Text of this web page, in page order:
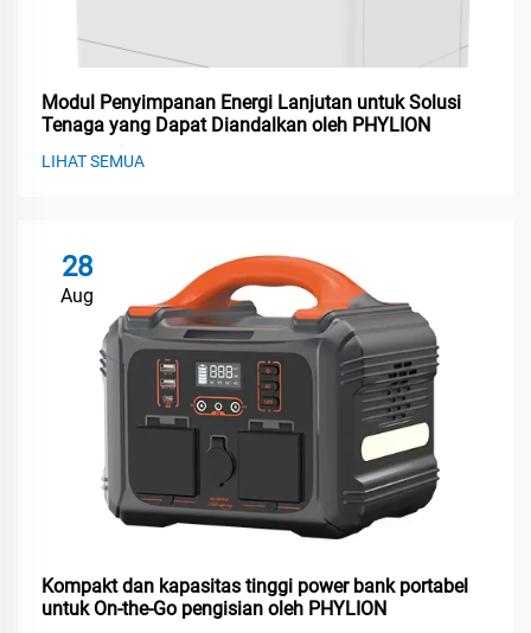
Modul Penyimpanan Energi Lanjutan untuk Solusi
Tenaga yang Dapat Diandalkan oleh PHYLION
LIHAT SEMUA
28
Aug
Kompakt dan kapasitas tinggi power bank portabel
untuk On-the-Go pengisian oleh PHYLION